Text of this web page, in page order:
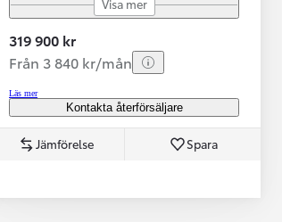
Visa mer
319 900 kr
Från 3 840 kr/mån
Läs mer
Kontakta återförsäljare
Jämförelse Spara